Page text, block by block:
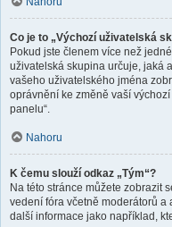
Co je to „Výchozí uživatelská
Pokud jste členem více než
uživatelská skupina určuje, jaká
vašeho uživatelského jména
oprávnění ke změně vaší
panelu“.
Nahoru
K čemu slouží odkaz „Tým“?
Na této stránce můžete zobrazit
vedení fóra včetně moderátorů a
další informace jako například,